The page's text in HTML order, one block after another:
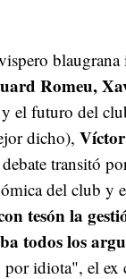
Romeu,
el futuro del
dicho),
transitó
del club y
tesón la
todos los
idiota", el ex